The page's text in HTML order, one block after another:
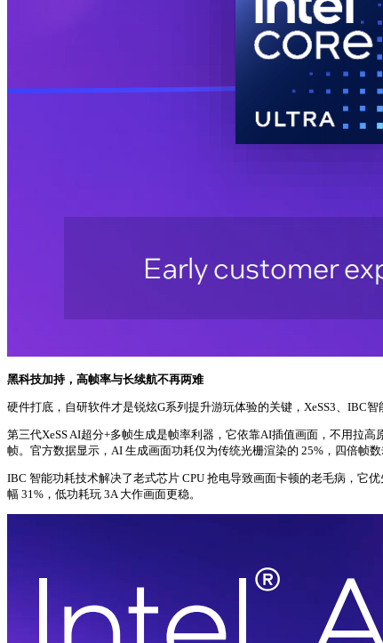
黑科技加持，高帧率与长续航不再两难
硬件打底，自研软件才是锐炫G系列提升游玩体验的关键，XeSS3、IBC
第三代XeSS AI超分+多帧生成是帧率利器，它依靠AI插值画面，不用拉
帧。官方数据显示，AI 生成画面功耗仅为传统光栅渲染的 25%，四倍帧
IBC 智能功耗技术解决了老式芯片 CPU 抢电导致画面卡顿的老毛病，它
幅 31%，低功耗玩 3A 大作画面更稳。